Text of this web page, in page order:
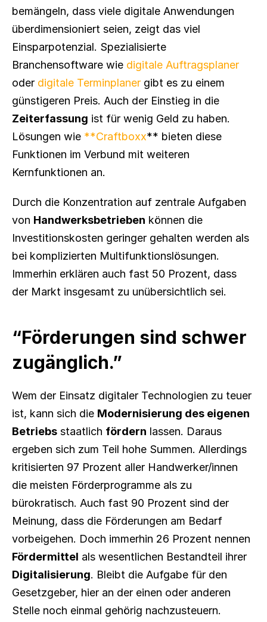
bemängeln, dass viele digitale Anwendungen
überdimensioniert seien, zeigt das viel
Einsparpotenzial. Spezialisierte
Branchensoftware wie digitale Auftragsplaner
oder digitale Terminplaner gibt es zu einem
Zeiterfassung ist für wenig Geld zu haben.
Lösungen wie **Craftboxx** bieten diese
Funktionen im Verbund mit weiteren
Kernfunktionen an.
Durch die Konzentration auf zentrale Aufgaben
von Handwerksbetrieben können die
Investitionskosten geringer gehalten werden als
bei komplizierten Multifunktionslösungen.
Immerhin erklären auch fast 50 Prozent, dass
der Markt insgesamt zu unübersichtlich sei.
“Förderungen sind schwer
zugänglich.”
Wem der Einsatz digitaler Technologien zu teuer
ist, kann sich die Modernisierung des eigenen
Betriebs staatlich fördern lassen. Daraus
ergeben sich zum Teil hohe Summen. Allerdings
kritisierten 97 Prozent aller Handwerker/innen
die meisten Förderprogramme als zu
bürokratisch. Auch fast 90 Prozent sind der
Meinung, dass die Förderungen am Bedarf
Fördermittel
Digitalisierung. Bleibt die Aufgabe für den
Gesetzgeber, hier an der einen oder anderen
Stelle noch einmal gehörig nachzusteuern.